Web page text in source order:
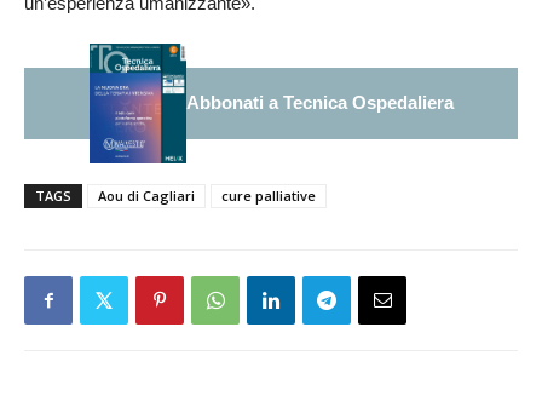
Abbonati a Tecnica Ospedaliera
TAGS Aou di Cagliari cure palliative